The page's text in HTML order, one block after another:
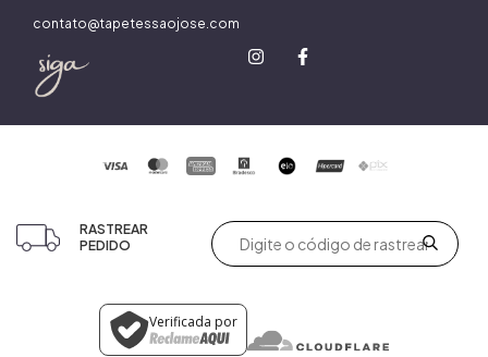
contato@tapetessaojose.com
RASTREAR
PEDIDO
Verificada por